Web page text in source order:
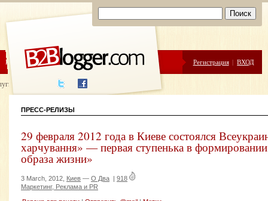
ЦЕНЫ ПОМОЩЬ Регистрация | ВХОД
написания
ПРЕСС-РЕЛИЗЫ
29 февраля 2012 года в Киеве состоялся
харчування» — первая ступенька в
образа жизни»
3 March, 2012, Киев — О Два | 918
Маркетинг, Реклама и PR